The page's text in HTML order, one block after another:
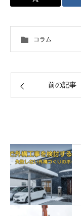
コラム
前の記事